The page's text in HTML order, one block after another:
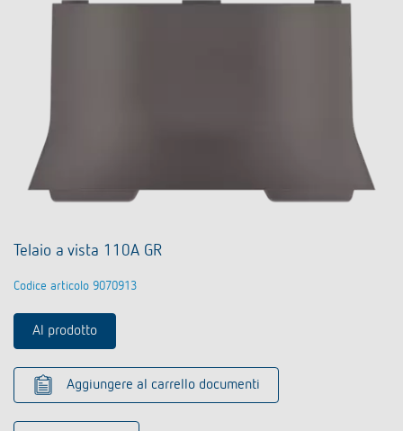
Telaio a vista 110A GR
Codice articolo 9070913
Al prodotto
Aggiungere al carrello documenti